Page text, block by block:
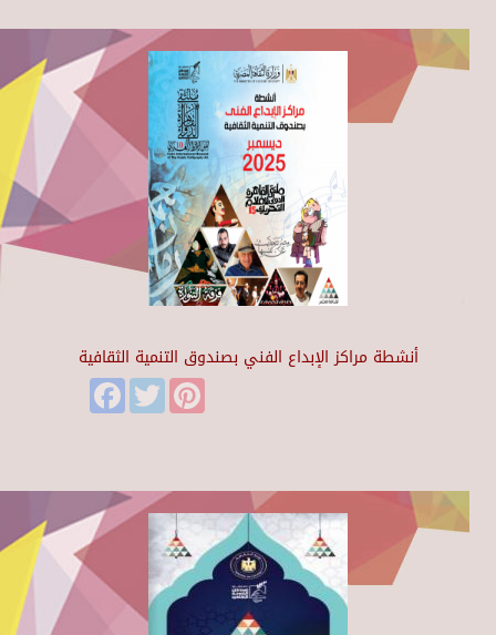
أنشطة مراكز الإبداع الفني بصندوق التنمية الثقافية
FacebookTwitter